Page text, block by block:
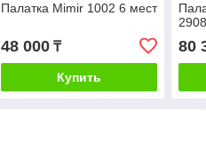
Палатка Mimir 1002 6 мест
48 000₸
Купить
80